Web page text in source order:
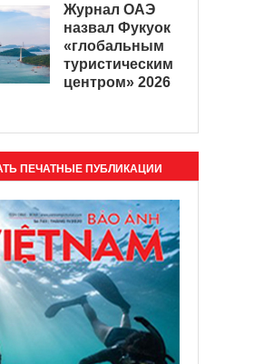
Журнал ОАЭ
назвал Фукуок
«глобальным
туристическим
центром» 2026
ПЕЧАТНЫЕ ПУБЛИКАЦИИ